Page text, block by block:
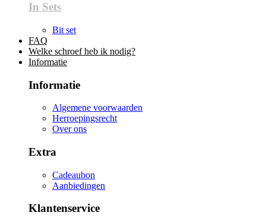
In Sets
Bit set
FAQ
Welke schroef heb ik nodig?
Informatie
Informatie
Algemene voorwaarden
Herroepingsrecht
Over ons
Extra
Cadeaubon
Aanbiedingen
Klantenservice